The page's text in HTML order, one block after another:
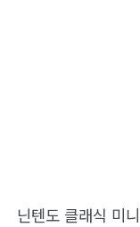
닌텐도 클래식 미